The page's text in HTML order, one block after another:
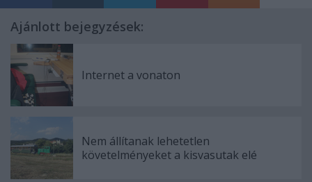
Ajánlott bejegyzések:
Internet a vonaton
Nem állítanak lehetetlen
követelményeket a kisvasutak elé